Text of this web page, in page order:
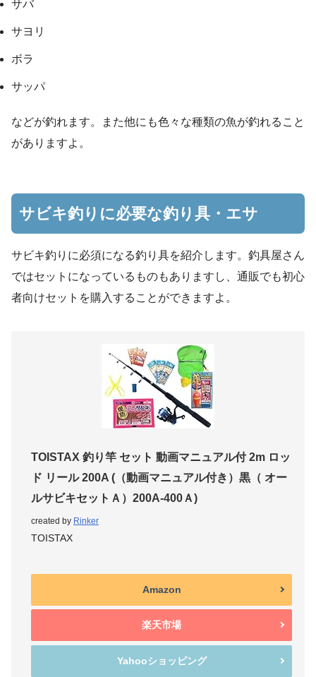
サバ
サヨリ
ボラ
サッパ
などが釣れます。また他にも色々な種類の魚が釣れること
がありますよ。
サビキ釣りに必要な釣り具・エサ
サビキ釣りに必須になる釣り具を紹介します。釣具屋さん
ではセットになっているものもありますし、通販でも初心
者向けセットを購入することができますよ。
TOISTAX 釣り竿 セット 動画マニュアル付 2m ロッ
ド リール 200A (（動画マニュアル付き）黒（ オー
ルサビキセットＡ）200A-400Ａ)
created by Rinker
TOISTAX
Amazon
楽天市場
Yahooショッピング